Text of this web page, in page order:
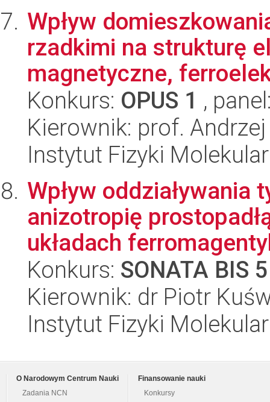
Wpływ
rzadkimi na strukturę
magnetyczne,
Konkurs: OPUS 1 ,
Kierownik: prof.
Instytut Fizyki
Wpływ oddziaływania
anizotropię
układach
Konkurs: SONATA BIS 5
Kierownik: dr Piotr
Instytut Fizyki
O Narodowym Centrum Nauki
Zadania NCN
Finansowanie nauki
Konkursy